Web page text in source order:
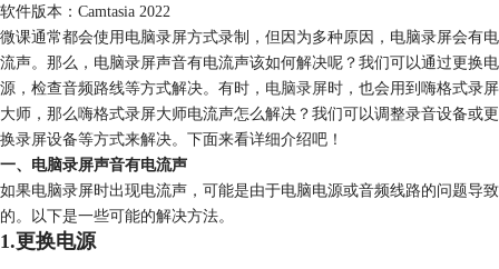
软件版本：Camtasia 2022
微课通常都会使用电脑录屏方式录制，但因为多种原因，电脑录屏会有电
流声。那么，电脑录屏声音有电流声该如何解决呢？我们可以通过更换电
源，检查音频路线等方式解决。有时， 电脑录屏时，也会用到嗨格式录屏
大师，那么嗨格式录屏大师电流声怎么解决？我们可以调整录音设备或更
换录屏设备等方式来解决。下面来看详细介绍吧！
一、电脑录屏声音有电流声
如果电脑录屏时出现电流声，可能是由于电脑电源或音频线路的问题导致
的。以下是一些可能的解决方法。
1.更换电源